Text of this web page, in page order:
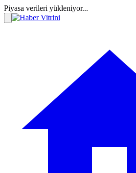
Piyasa verileri yükleniyor...